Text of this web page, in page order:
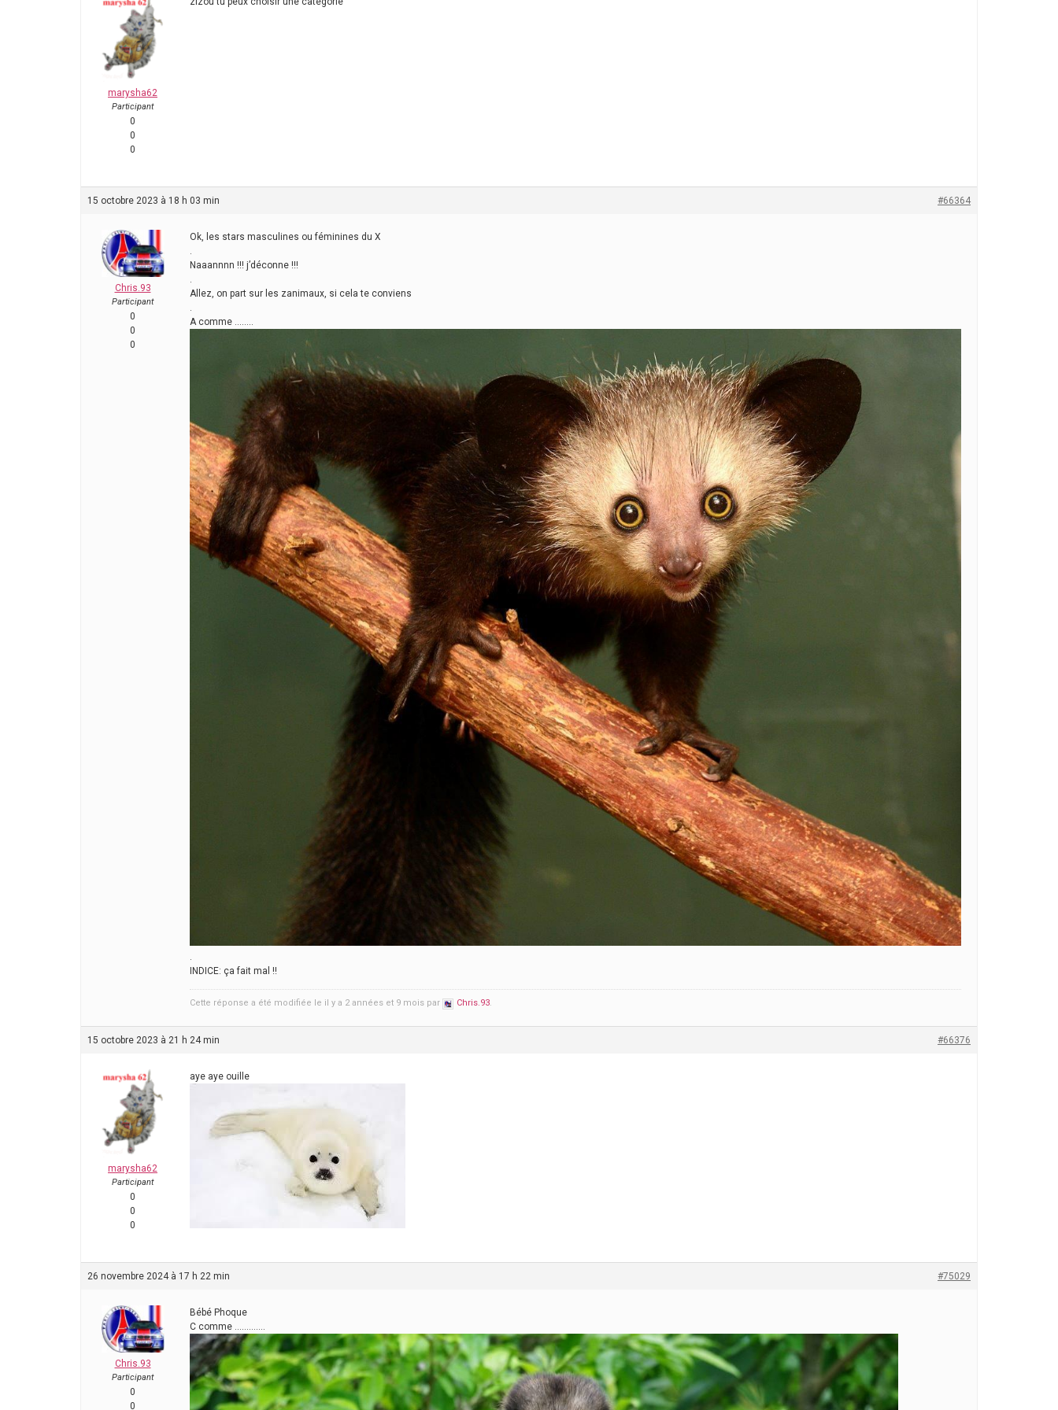
marysha62
Participant
0
0
0
15 octobre 2023 à 18 h 03 min #66364
Chris.93
Participant
0
0
0
Ok, les stars masculines ou féminines du X
.
Naaannnn !!! j’déconne !!!
.
Allez, on part sur les zanimaux, si cela te conviens
.
A comme ……..
.
INDICE: ça fait mal !!
Cette réponse a été modifiée le il y a 2 années et 9 mois par Chris.93.
15 octobre 2023 à 21 h 24 min #66376
marysha62
Participant
0
0
0
aye aye ouille
26 novembre 2024 à 17 h 22 min #75029
Chris.93
Participant
0
0
Bébé Phoque
C comme ………….